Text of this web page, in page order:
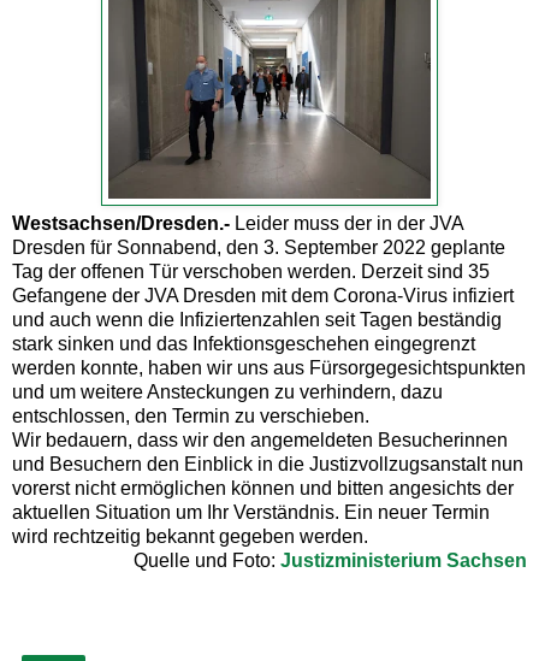
Westsachsen/Dresden.- Leider muss der in der JVA
Dresden für Sonnabend, den 3. September 2022 geplante
Tag der offenen Tür verschoben werden. Derzeit sind 35
Gefangene der JVA Dresden mit dem Corona-Virus infiziert
und auch wenn die Infiziertenzahlen seit Tagen beständig
stark sinken und das Infektionsgeschehen eingegrenzt
werden konnte, haben wir uns aus Fürsorgegesichtspunkten
und um weitere Ansteckungen zu verhindern, dazu
entschlossen, den Termin zu verschieben.
Wir bedauern, dass wir den angemeldeten Besucherinnen
und Besuchern den Einblick in die Justizvollzugsanstalt nun
vorerst nicht ermöglichen können und bitten angesichts der
aktuellen Situation um Ihr Verständnis. Ein neuer Termin
wird rechtzeitig bekannt gegeben werden.
Quelle und Foto: Justizministerium Sachsen